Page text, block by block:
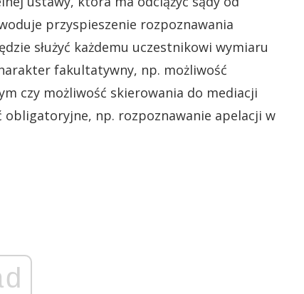
przyspieszenie rozpoznawania
służyć każdemu uczestnikowi wymiaru
fakultatywny, np. możliwość
czy możliwość skierowania do mediacji
obligatoryjne, np. rozpoznawanie apelacji w